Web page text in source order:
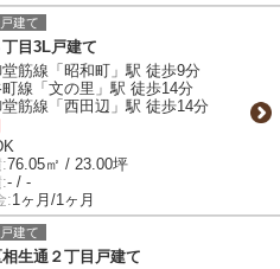
建て
目3L戸建て
筋線「昭和町」駅 徒歩9分
線「文の里」駅 徒歩14分
筋線「西田辺」駅 徒歩14分
76.05㎡ / 23.00坪
- / -
:1ヶ月/1ヶ月
建て
生通２丁目戸建て